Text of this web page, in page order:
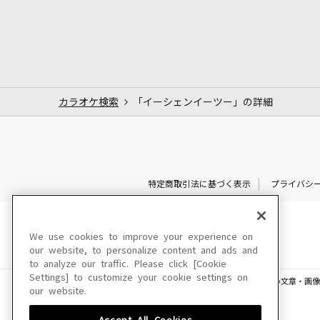
カラオケ検索 「イーシェンイーツー」の詳細
特定商取引法に基づく表示 プライバシ
このサイトに掲載されている一切の文章・画
We use cookies to improve your experience on
our website, to personalize content and ads and
to analyze our traffic. Please click [Cookie
Settings] to customize your cookie settings on
our website.